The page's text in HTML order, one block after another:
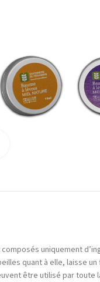
uniquement
quant à elle, laisse
être utilisé par toute